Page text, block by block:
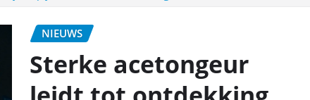
NIEUWS
Sterke acetongeur